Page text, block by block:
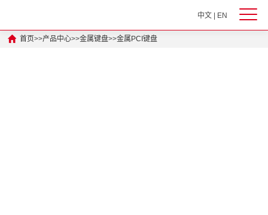
中文| EN
首页>>产品中心>>金属键盘>>金属PCI键盘